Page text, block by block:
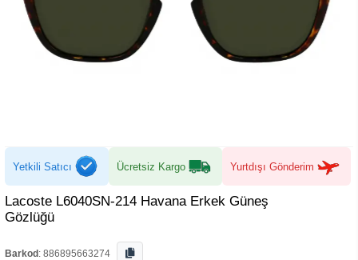
Yetkili Satıcı Ücretsiz Kargo Yurtdışı Gönderim
Lacoste L6040SN-214 Havana Erkek Güneş
Gözlüğü
Barkod : 886895663274